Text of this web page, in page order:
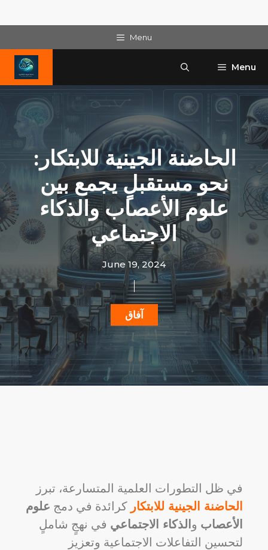
content
Menu
Menu
الحاضنة الجينية للابتكار:
نحو مستقبلٍ يجمع بين
علوم الأعصاب والذكاء
الاجتماعي
June 19, 2024
آفاق
في ظل التطورات العلمية المتسارعة، تبرز
الحاضنة الجينية للابتكار كرائدة في دمج علوم
الأعصاب و الذكاء الاجتماعي في نهجٍ شاملٍ
لتحسين التفاعلات الاجتماعية وتعزيز